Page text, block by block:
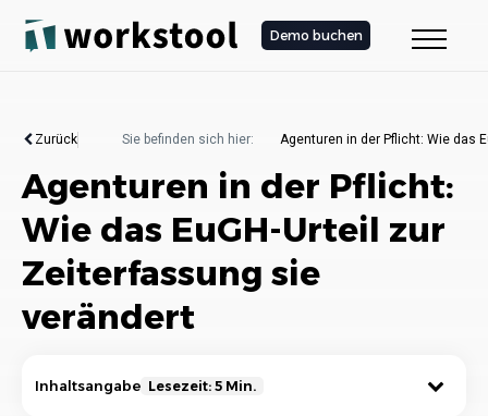
Demo buchen
Zurück Sie befinden sich hier: Agenturen in der Pflicht: Wie das
Agenturen in der Pflicht:
Wie das EuGH-Urteil zur
Zeiterfassung sie
verändert
Inhaltsangabe Lesezeit: 5 Min.